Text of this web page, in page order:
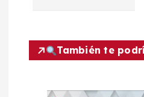
c
También te